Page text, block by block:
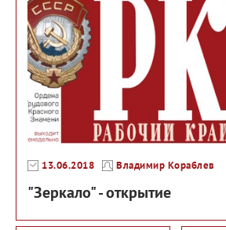
13.06.2018 Владимир Кораблев
"Зеркало" - открытие